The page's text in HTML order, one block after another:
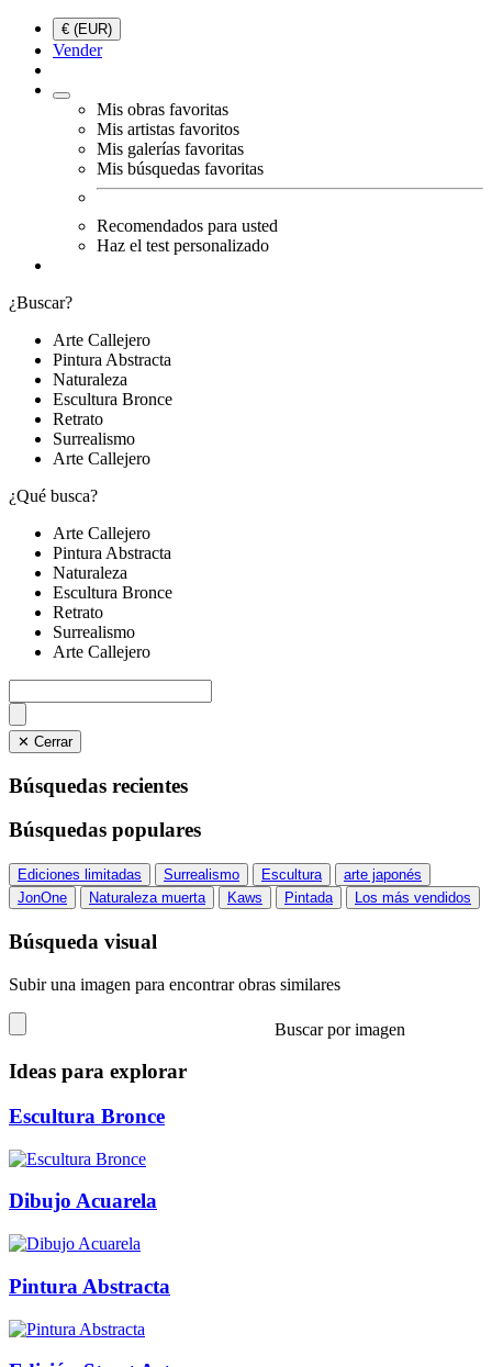
€ (EUR)
Vender
Mis obras favoritas
Mis artistas favoritos
Mis galerías favoritas
Mis búsquedas favoritas
Recomendados para usted
Haz el test personalizado
¿Buscar?
Arte Callejero
Pintura Abstracta
Naturaleza
Escultura Bronce
Retrato
Surrealismo
Arte Callejero
¿Qué busca?
Arte Callejero
Pintura Abstracta
Naturaleza
Escultura Bronce
Retrato
Surrealismo
Arte Callejero
✕ Cerrar
Búsquedas recientes
Búsquedas populares
Ediciones limitadas Surrealismo Escultura
arte japonés
JonOne
Naturaleza muerta Kaws Pintada Los más vendidos
Búsqueda visual
Subir una imagen para encontrar obras similares
Buscar por imagen
Ideas para explorar
Escultura Bronce
Dibujo Acuarela
Pintura Abstracta